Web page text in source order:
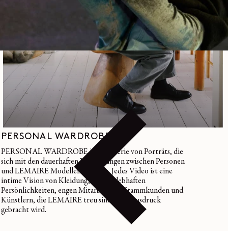
PERSONAL WARDROBE
PERSONAL WARDROBE ist eine Serie von Porträts, die
sich mit den dauerhaften Verbindungen zwischen Personen
und LEMAIRE Modellen befassen. Jedes Video ist eine
intime Vision von Kleidung, die von lebhaften
Persönlichkeiten, engen Mitarbeitern, Stammkunden und
Künstlern, die LEMAIRE treu sind, zum Ausdruck
gebracht wird.